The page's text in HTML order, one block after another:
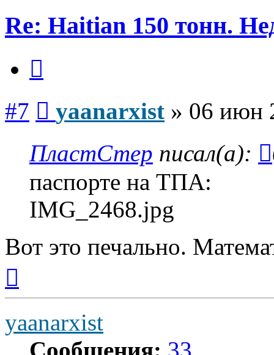
Re: Haitian 150 тонн.
#7 yaanarxist » 06 июн
ПластСтер писал(а):
паспорте на ТПА:
IMG_2468.jpg
Вот это печально.
началу
yaanarxist